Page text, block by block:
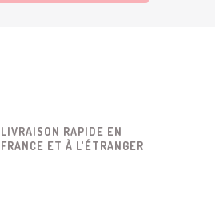
LIVRAISON RAPIDE EN
FRANCE ET À L'ÉTRANGER